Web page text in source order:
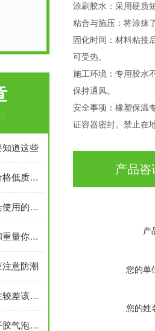
知道这些
橡塑保温胶水什么样的价格低质量好，怎样辨别
购买后橡塑保温胶水不会使用的，快来看看这篇
对橡塑保温胶水的密度和重量你知道多少？
意防潮
环保型保温胶水如遇粘性较差该怎么办？
橡塑保温胶水涂刷出现开胶气泡现象的因素
涂刷胶水：采用硬质
粘合与施压：将涂抹
固化时间：材料粘接
可受热。
施工环境：专用胶水
保持通风。
安全事项：橡塑保温
证容器密封。禁止在
产品咨
产
您的单
您的姓